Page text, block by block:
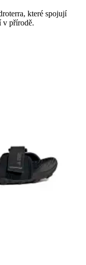
které spojují
v přírodě.